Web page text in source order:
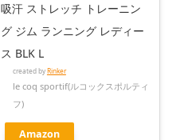
吸汗 ストレッチ トレーニン
グ ジム ランニング レディー
ス BLK L
created byRinker
le coq sportif(ルコックスポルティ
フ)
Amazon